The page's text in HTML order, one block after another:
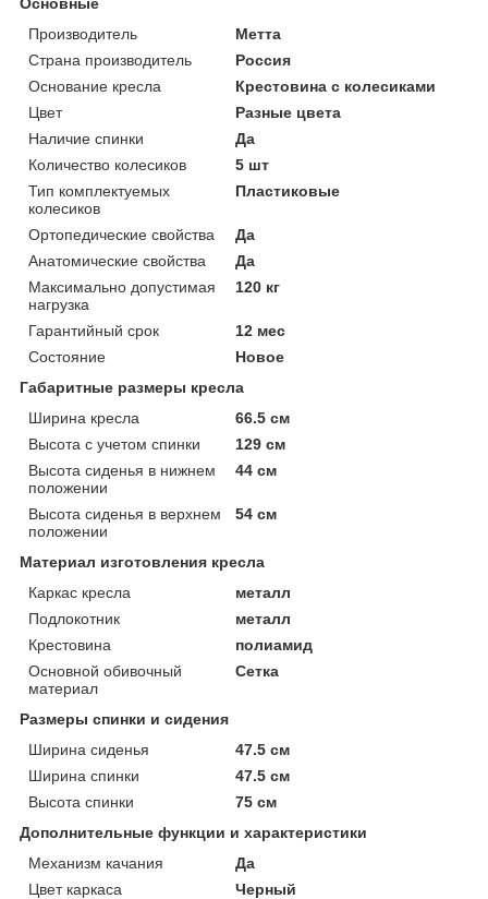
Производитель
Метта
Страна производитель
Россия
Основание кресла
Крестовина с колесиками
Цвет
Разные цвета
Наличие спинки
Да
Количество колесиков
5 шт
Тип комплектуемых
колесиков
Пластиковые
Ортопедические свойства
Да
Анатомические свойства
Да
Максимально допустимая
нагрузка
120 кг
Гарантийный срок
12 мес
Состояние
Новое
Габаритные размеры кресла
Ширина кресла
66.5 см
Высота с учетом спинки
129 см
Высота сиденья в нижнем
положении
44 см
Высота сиденья в верхнем
положении
54 см
Материал изготовления кресла
Каркас кресла
металл
Подлокотник
металл
Крестовина
полиамид
Основной обивочный
материал
Сетка
Размеры спинки и сидения
Ширина сиденья
47.5 см
Ширина спинки
47.5 см
Высота спинки
75 см
Дополнительные функции и характеристики
Механизм качания
Да
Цвет каркаса
Черный